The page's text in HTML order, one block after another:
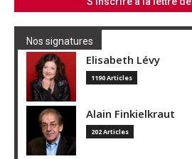
Nos signatures
Elisabeth Lévy
1190 Articles
Alain Finkielkraut
202 Articles